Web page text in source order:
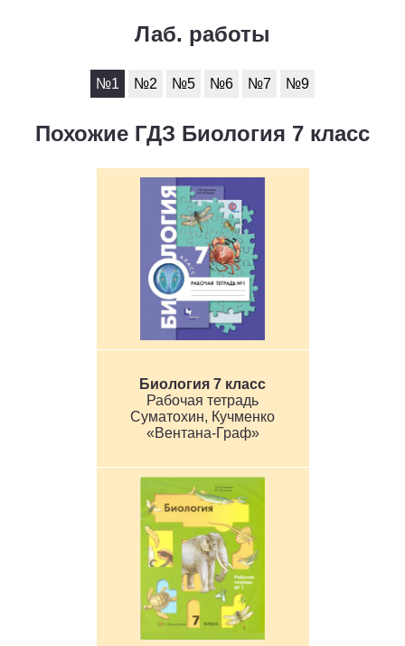
Лаб. работы
№1 №2 №5 №6 №7 №9
Похожие ГДЗ Биология 7 класс
Биология 7 класс
Рабочая тетрадь
Суматохин, Кучменко
«Вентана-Граф»